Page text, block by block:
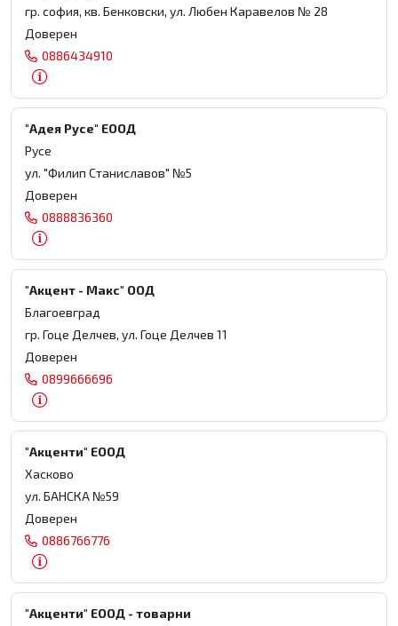
гр. софия, кв. Бенковски, ул. Любен Каравелов № 28
Доверен
0886434910
"Адея Русе" ЕООД
Русе
ул. "Филип Станиславов" №5
Доверен
0888836360
"Акцент - Макс" ООД
Благоевград
гр. Гоце Делчев, ул. Гоце Делчев 11
Доверен
0899666696
"Акценти" ЕООД
Хасково
ул. БАНСКА №59
Доверен
0886766776
"Акценти" ЕООД - товарни